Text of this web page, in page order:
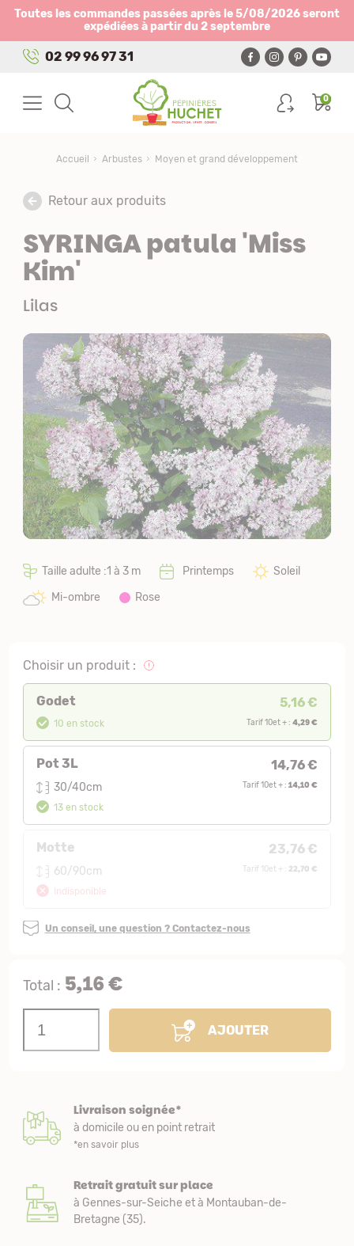
Toutes les commandes passées après le 5/08/2026 seront
expédiées à partir du 2 septembre
02 99 96 97 31
0
Accueil Arbustes Moyen et grand développement
Retour aux produits
SYRINGA patula 'Miss
Kim'
Lilas
Taille adulte :1 à 3 m Printemps
Soleil
Mi-ombre
Rose
Choisir un produit :
Godet 5,16 €
10 en stock Tarif 10et + :4,29 €
Pot 3L 14,76 €
30/40cm
13 en stock
Tarif 10et + :14,10 €
Motte 23,76 €
60/90cm
Indisponible
Tarif 10et + : 22,70 €
Un conseil, une question ? Contactez-nous
Total : 5,16 €
AJOUTER
Livraison soignée*
à domicile ou en point retrait
*en savoir plus
Retrait gratuit sur place
à Gennes-sur-Seiche et à Montauban-de-
Bretagne (35).
Panneau de gestion des cookies